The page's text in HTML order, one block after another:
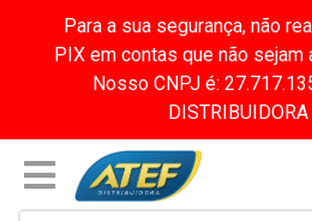
Para a sua segurança, não
PIX em contas que não sejam
Nosso CNPJ é: